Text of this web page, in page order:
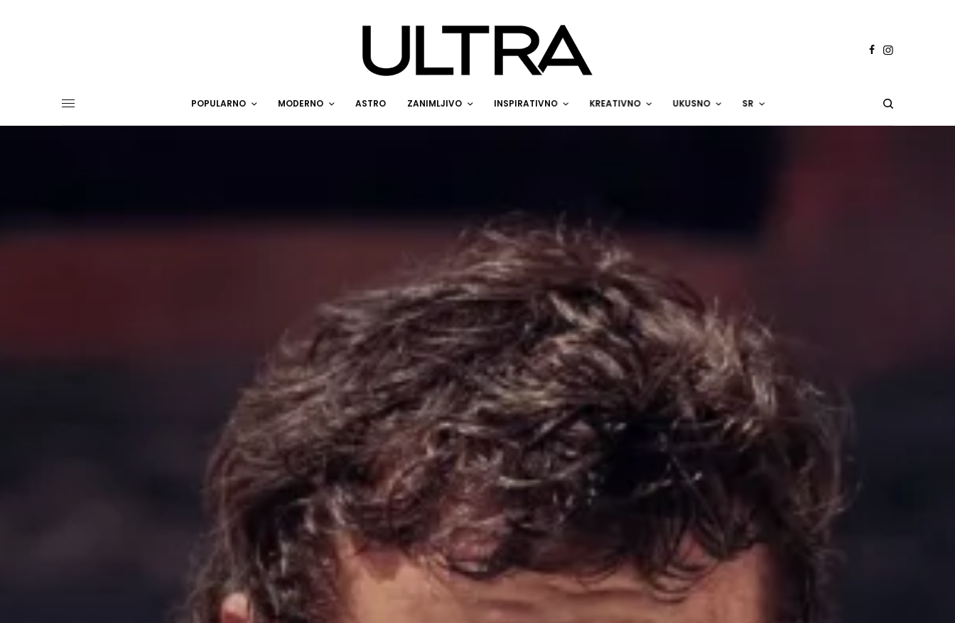
POPULARNO MODERNO ASTRO ZANIMLJIVO INSPIRATIVNO KREATIVNO UKUSNO SR